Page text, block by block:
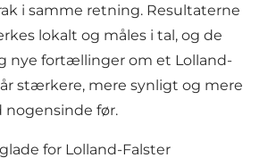
i samme retning. Resultaterne
lokalt og måles i tal, og de
nye fortællinger om et Lolland-
stærkere, mere synligt og mere
før.
for Lolland-Falster